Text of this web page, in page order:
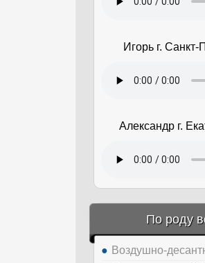
Игорь г. Санкт-
Александр г.
По роду
Воздушно-